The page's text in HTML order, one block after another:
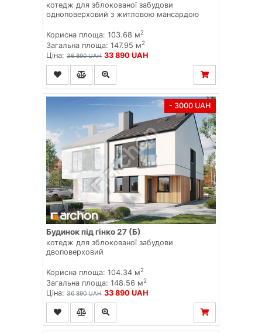
котедж для зблокованої забудови
одноповерховий з житловою мансардою
Корисна площа: 103.68 м2
Загальна площа: 147.95 м2
Ціна: 36 890 UAH 33 890 UAH
- 3000 UAH
Будинок під гінко 27 (Б)
котедж для зблокованої забудови
двоповерховий
Корисна площа: 104.34 м2
Загальна площа: 148.56 м2
Ціна: 36 890 UAH 33 890 UAH